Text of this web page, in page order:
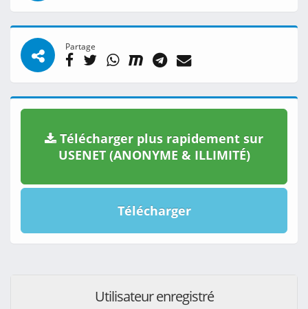
Partage
Télécharger plus rapidement sur
USENET (ANONYME & ILLIMITÉ)
Télécharger
Utilisateur enregistré